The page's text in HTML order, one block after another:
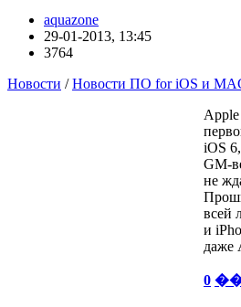
aquazone
29-01-2013, 13:45
3764
Новости /Новости ПО for iOS и
Apple
iOS
GM-
не
всей
и
даже
0